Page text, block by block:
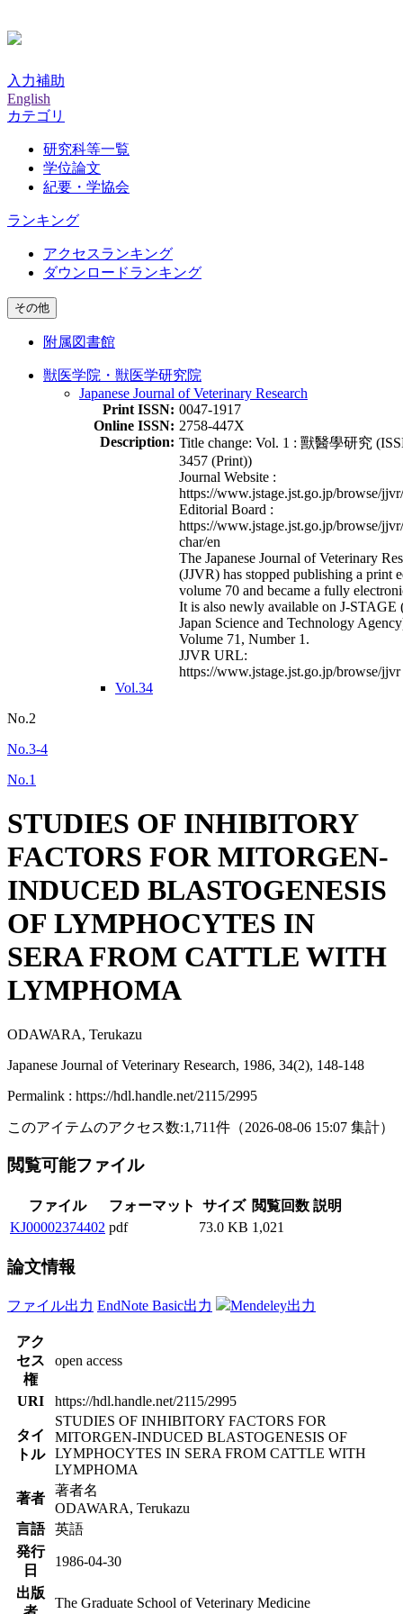
入力補助
English
カテゴリ
研究科等一覧
学位論文
紀要・学協会
ランキング
アクセスランキング
ダウンロードランキング
その他
附属図書館
獣医学院・獣医学研究院
Japanese Journal of Veterinary Research
Print ISSN: 0047-1917
Online ISSN: 2758-447X
Description: Title change: Vol. 1 : 獸醫學研究
3457 (Print))
Journal Website :
https://www.jstage.jst.go.jp/browse/
Editorial Board :
https://www.jstage.jst.go.jp/browse/
char/en
The Japanese Journal of Veterinary
(JJVR) has stopped publishing a print
volume 70 and became a fully
It is also newly available on J-STAGE
Japan Science and Technology
Volume 71, Number 1.
JJVR URL:
https://www.jstage.jst.go.jp/browse/jjvr
Vol.34
No.2
No.3-4
No.1
STUDIES OF INHIBITORY
FACTORS FOR MITORGEN-
INDUCED BLASTOGENESIS
OF LYMPHOCYTES IN
SERA FROM CATTLE WITH
LYMPHOMA
ODAWARA, Terukazu
Japanese Journal of Veterinary Research, 1986, 34(2), 148-148
Permalink : https://hdl.handle.net/2115/2995
このアイテムのアクセス数:1,711件 （2026-08-06 15:07 集計）
閲覧可能ファイル
ファイル フォーマット サイズ 閲覧回数 説明
KJ00002374402 pdf 73.0 KB 1,021
論文情報
ファイル出力 EndNote Basic出力 Mendeley出力
アク
セス
権
open access
URI https://hdl.handle.net/2115/2995
タイ
トル
STUDIES OF INHIBITORY FACTORS FOR
MITORGEN-INDUCED BLASTOGENESIS OF
LYMPHOCYTES IN SERA FROM CATTLE WITH
LYMPHOMA
著者
著者名
ODAWARA, Terukazu
言語
英語
発行
日
1986-04-30
出版
The Graduate School of Veterinary Medicine